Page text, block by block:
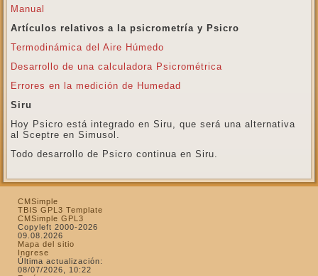
Manual
Artículos relativos a la psicrometría y Psicro
Termodinámica del Aire Húmedo
Desarrollo de una calculadora Psicrométrica
Errores en la medición de Humedad
Siru
Hoy Psicro está integrado en Siru, que será una alternativa
al Sceptre en Simusol.
Todo desarrollo de Psicro continua en Siru.
CMSimple
TBIS GPL3 Template
CMSimple GPL3
Copyleft 2000-2026
09.08.2026
Mapa del sitio
Ingrese
Última actualización:
08/07/2026, 10:22